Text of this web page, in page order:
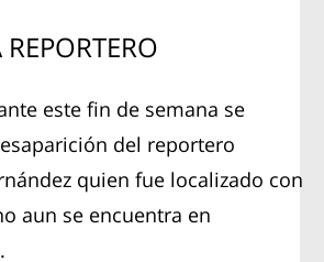
este fin de semana se
del reportero
quien fue localizado con
aun se encuentra en